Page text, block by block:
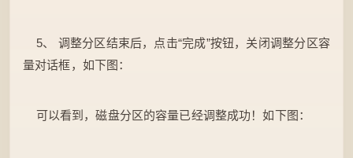
5、 调整分区结束后，点击“完成”按钮，关闭调整分区容
量对话框，如下图：
可以看到，磁盘分区的容量已经调整成功！如下图：